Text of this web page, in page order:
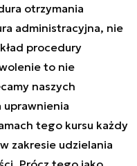
otrzymania
administracyjna, nie
procedury
to nie
naszych
uprawnienia
tego kursu każdy
zakresie udzielania